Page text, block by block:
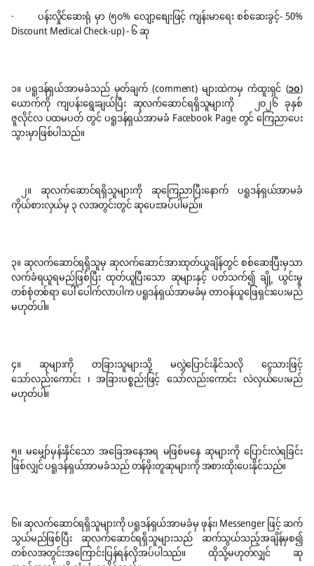
· ပန်းလှိုင်ဆေးရုံ မှာ (၅၀% လျော့စျေးဖြင့် ကျန်းမာရေး စစ်ဆေးခွင့်- 50%
Discount Medical Check-up) - ၆ ဆု
၁။ ပရူဒန်ရှယ်အာမခံသည် မှတ်ချက် (comment) များထဲကမှ ကံထူးရှင် (၁၀)
ယောက်ကို ကျပန်းရွေးချယ်ပြီး ဆုလက်ဆောင်ရရှိသူများကို ၂၀၂၆ ခုနှစ်
ဇူလိုင်လ ပထမပတ် တွင် ပရူဒန်ရှယ်အာမခံ Facebook Page တွင် ကြေညာပေး
သွားမှာဖြစ်ပါသည်။
၂။ ဆုလက်ဆောင်ရရှိသူများကို ဆုကြေညာပြီးနောက် ပရူဒန်ရှယ်အာမခံ
ကိုယ်စားလှယ်မှ ၃ လအတွင်းတွင် ဆုပေးအပ်ပါမည်။
၃။ ဆုလက်ဆောင်ရရှိသူမှ ဆုလက်ဆောင်အားထုတ်ယူချိန်တွင် စစ်ဆေးပြီးမှသာ
လက်ခံရယူရမည်ဖြစ်ပြီး ထုတ်ယူပြီးသော ဆုများနှင့် ပတ်သက်၍ ချို့ ယွင်းမှု
တစ်စုံတစ်ရာ ပေါ် ပေါက်လာပါက ပရူဒန်ရှယ်အာမခံမှ တာဝန်ယူဖြေရှင်းပေးမည်
မဟုတ်ပါ။
၄။ ဆုများကို တခြားသူများသို့ မလွှဲပြောင်းနိုင်သလို ငွေသားဖြင့်
သော်လည်းကောင်း ၊ အခြားပစ္စည်းဖြင့် သော်လည်းကောင်း လဲလှယ်ပေးမည်
မဟုတ်ပါ။
၅။ မမျှော်မှန်းနိုင်သော အခြေအနေအရ မဖြစ်မနေ ဆုများကို ပြောင်းလဲရခြင်း
ဖြစ်လျှင် ပရူဒန်ရှယ်အာမခံသည် တန်ဖိုးတူဆုများကို အစားထိုးပေးနိုင်သည်။
၆။ ဆုလက်ဆောင်ရရှိသူများကို ပရူဒန်ရှယ်အာမခံမှ ဖုန်း၊ Messenger ဖြင့် ဆက်
သွယ်မည်ဖြစ်ပြီး ဆုလက်ဆောင်ရရှိသူများသည် ဆက်သွယ်သည့်အချိန်မှစ၍
တစ်လအတွင်းအကြောင်းပြန်ရန်လိုအပ်ပါသည်။ ထိုသို့မဟုတ်လျှင် ဆု